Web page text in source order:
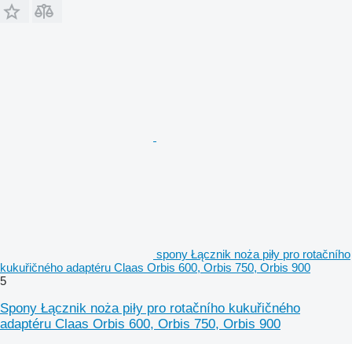
spony Łącznik noża piły pro rotačního
kukuřičného adaptéru Claas Orbis 600, Orbis 750, Orbis 900
5
Spony Łącznik noża piły pro rotačního kukuřičného
adaptéru Claas Orbis 600, Orbis 750, Orbis 900